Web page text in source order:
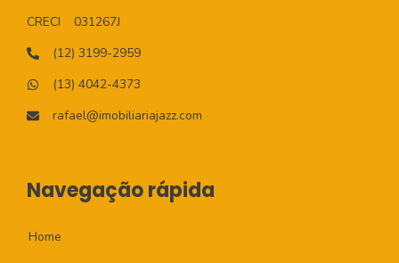
CRECI
031267J
(12) 3199-2959
(13) 4042-4373
rafael@imobiliariajazz.com
Navegação rápida
Home